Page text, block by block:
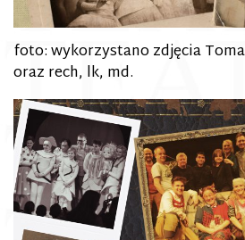
foto: wykorzystano zdjęcia
oraz rech, lk, md.